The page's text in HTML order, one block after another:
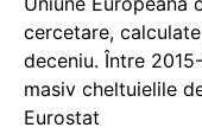
cercetare,
deceniu. Între
masiv cheltuielile
Eurostat